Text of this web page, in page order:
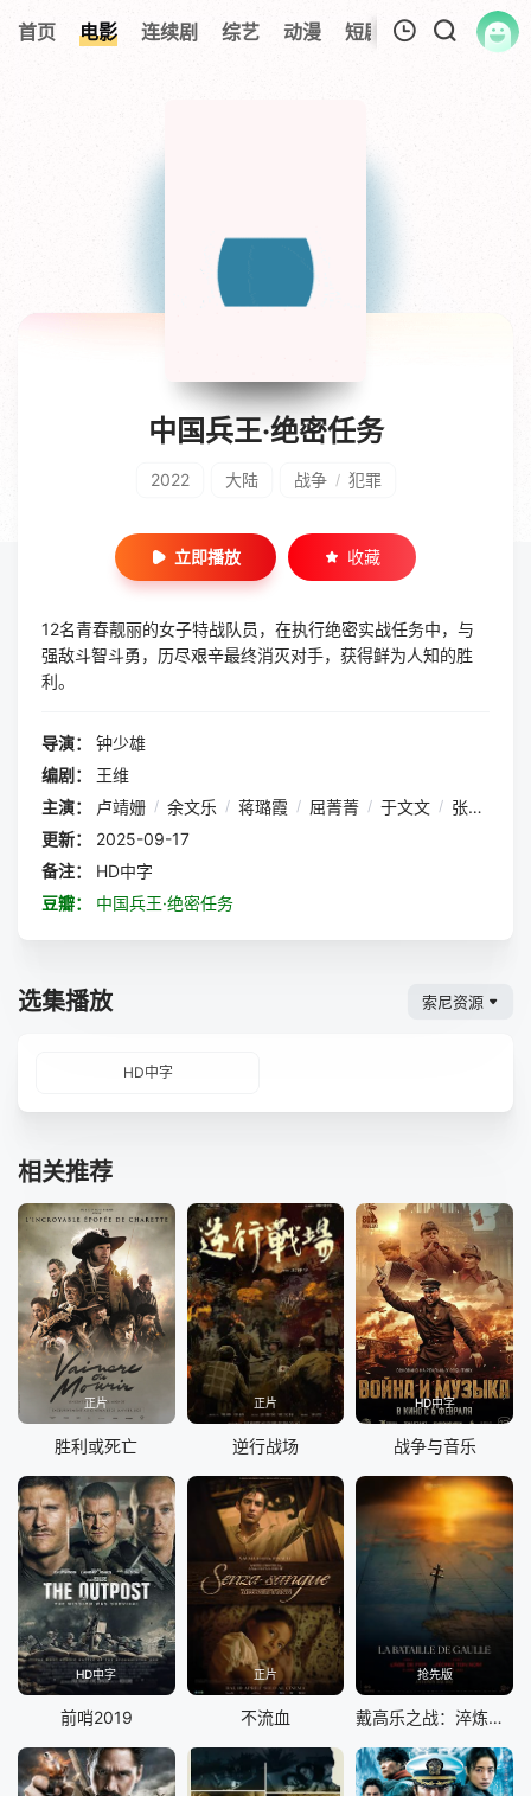
首页 电影 连续剧 综艺 动漫 短剧大全 纪录片
暂无观看影片的记录
中国兵王·绝密任务
2022 大陆 战争 / 犯罪
立即播放 收藏
12名青春靓丽的女子特战队员，在执行绝密实战任务中，与
强敌斗智斗勇，历尽艰辛最终消灭对手，获得鲜为人知的胜
利。
导演：
钟少雄
编剧：
王维
主演：
卢靖姗 / 余文乐 / 蒋璐霞 / 屈菁菁 / 于文文 / 张溯哲
更新：
2025-09-17
备注：
HD中字
豆瓣：
中国兵王·绝密任务
选集播放 索尼资源
HD中字
相关推荐
正片
胜利或死亡
正片
逆行战场
HD中字
战争与音乐
HD中字
前哨2019
正片
不流血
抢先版
戴高乐之战：淬炼时代